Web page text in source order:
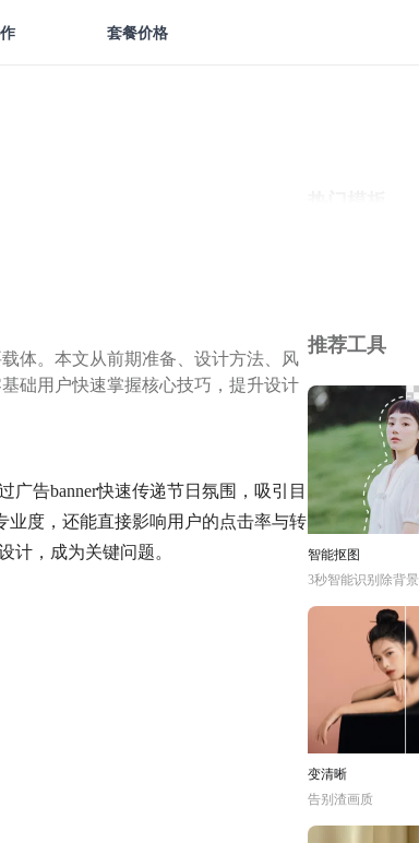
套餐价格
体。本文从前期准备、设计方法、风
础用户快速掌握核心技巧，提升设计
广告banner快速传递节日氛围，吸引目
业度，还能直接影响用户的点击率与转
计，成为关键问题。
推荐工具
智能抠图
3秒智能识别除背景
变清晰
告别渣画质